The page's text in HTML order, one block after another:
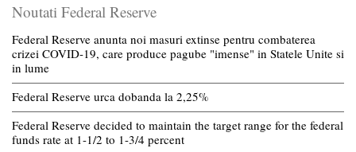
Noutati Federal Reserve
Federal Reserve anunta noi masuri extinse pentru combaterea
crizei COVID-19, care produce pagube "imense" in Statele Unite si
in lume
Federal Reserve urca dobanda la 2,25%
Federal Reserve decided to maintain the target range for the federal
funds rate at 1-1/2 to 1-3/4 percent